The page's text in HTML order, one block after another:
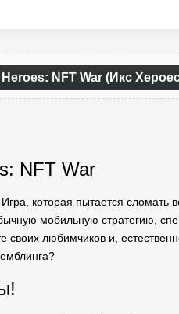
Heroes: NFT War (Икс
NFT War
которая пытается сломать
мобильную стратегию,
любимчиков и,